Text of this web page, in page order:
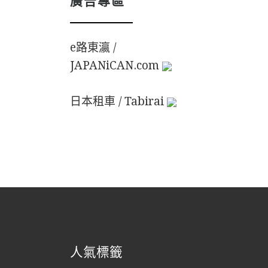
e路東瀛 /
JAPANiCAN.com
日本租車 / Tabirai
人氣標籤